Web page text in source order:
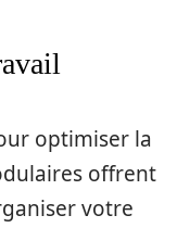
optimiser la
offrent
votre